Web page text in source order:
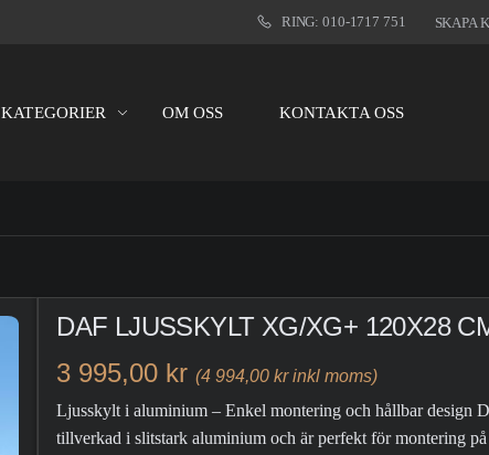
RING: 010-1717 751 SKAPA
KATEGORIER OM OSS KONTAKTA OSS
DAF LJUSSKYLT XG/XG+ 120X28
3 995,00 kr (4 994,00 kr inkl moms)
Ljusskylt i aluminium – Enkel montering och hållbar design
tillverkad i slitstark aluminium och är perfekt för montering